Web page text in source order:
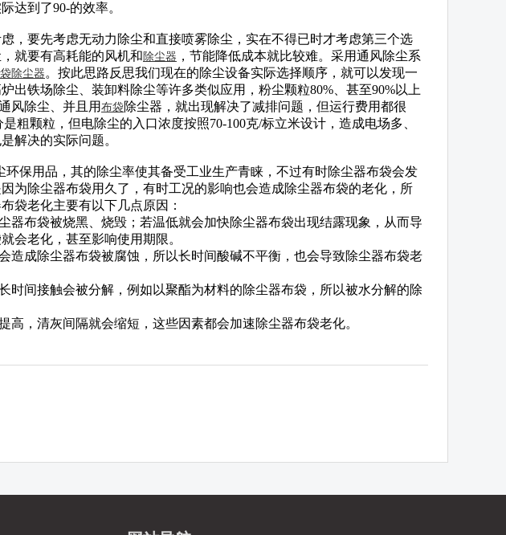
达到了90-的效率。
要先考虑无动力除尘和直接喷雾除尘，实在不得已时才考虑第三个选
就要有高耗能的风机和 除尘器 ，节能降低成本就比较难。采用通风除尘系
除尘器 。按此思路反思我们现在的除尘设备实际选择顺序，就可以发现一
出铁场除尘、装卸料除尘等许多类似应用，粉尘颗粒80%、甚至90%以上
风除尘、并且用 布袋除尘器，就出现解决了减排问题，但运行费用都很
粗颗粒，但电除尘的入口浓度按照70-100克/标立米设计，造成电场多、
解决的实际问题。
环保用品，其的除尘率使其备受工业生产青睐，不过有时除尘器布袋会发
为除尘器布袋用久了，有时工况的影响也会造成除尘器布袋的老化，所
袋老化主要有以下几点原因：
器布袋被烧黑、烧毁；若温低就会加快除尘器布袋出现结露现象，从而导
会老化，甚至影响使用期限。
造成除尘器布袋被腐蚀，所以长时间酸碱不平衡，也会导致除尘器布袋老
时间接触会被分解，例如以聚酯为材料的除尘器布袋，所以被水分解的除
高，清灰间隔就会缩短，这些因素都会加速除尘器布袋老化。